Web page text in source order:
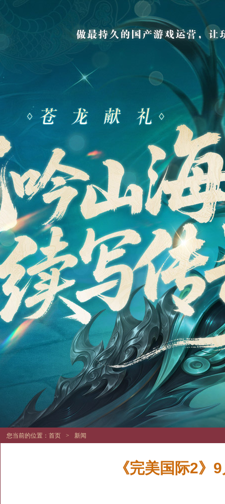
您当前的位置： 首页 > 新闻
《完美国际2》